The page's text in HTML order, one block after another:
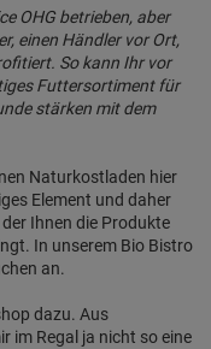
OHG betrieben, aber
einen Händler vor Ort,
So kann Ihr vor
Futtersortiment für
stärken mit dem
Naturkostladen hier
Element und daher
Ihnen die Produkte
In unserem Bio Bistro
an.
dazu. Aus
im Regal ja nicht so eine